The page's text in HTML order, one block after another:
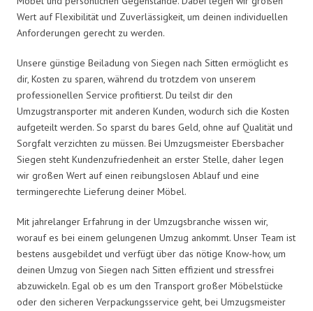
Wert auf Flexibilität und Zuverlässigkeit, um deinen individuellen
Anforderungen gerecht zu werden.
Unsere günstige Beiladung von Siegen nach Sitten ermöglicht es
dir, Kosten zu sparen, während du trotzdem von unserem
professionellen Service profitierst. Du teilst dir den
Umzugstransporter mit anderen Kunden, wodurch sich die Kosten
aufgeteilt werden. So sparst du bares Geld, ohne auf Qualität und
Sorgfalt verzichten zu müssen. Bei Umzugsmeister Ebersbacher
Siegen steht Kundenzufriedenheit an erster Stelle, daher legen
wir großen Wert auf einen reibungslosen Ablauf und eine
termingerechte Lieferung deiner Möbel.
Mit jahrelanger Erfahrung in der Umzugsbranche wissen wir,
worauf es bei einem gelungenen Umzug ankommt. Unser Team ist
bestens ausgebildet und verfügt über das nötige Know-how, um
deinen Umzug von Siegen nach Sitten effizient und stressfrei
abzuwickeln. Egal ob es um den Transport großer Möbelstücke
oder den sicheren Verpackungsservice geht, bei Umzugsmeister